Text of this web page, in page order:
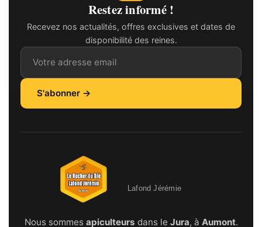
Restez informé !
Recevez nos actualités, offres exclusives et dates de
disponibilité des reines.
Adresse email
S'abonner →
Le Rucher du Djé
Lafond Jérémie
Nous sommes apiculteurs dans le Jura, à Aumont.